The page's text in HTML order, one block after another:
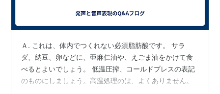
Ａ. これは、体内でつくれない必須脂肪酸です。 サラ
ダ、納豆、卵などに、亜麻仁油や、えごま油をかけて食
べるとよいでしょう。 低温圧搾、コールドプレスの表記
のものにしましょう。高温処理のは、よくありません。